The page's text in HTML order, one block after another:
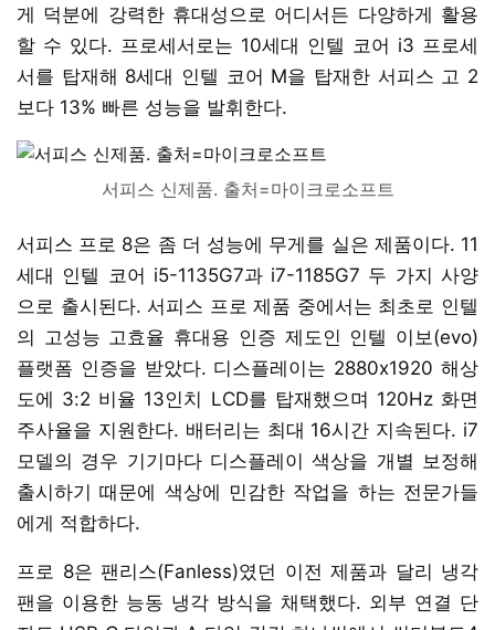
게 덕분에 강력한 휴대성으로 어디서든 다양하게 활용
할 수 있다. 프로세서로는 10세대 인텔 코어 i3 프로세
서를 탑재해 8세대 인텔 코어 M을 탑재한 서피스 고 2
보다 13% 빠른 성능을 발휘한다.
서피스 신제품. 출처=마이크로소프트
서피스 프로 8은 좀 더 성능에 무게를 실은 제품이다. 11
세대 인텔 코어 i5-1135G7과 i7-1185G7 두 가지 사양
으로 출시된다. 서피스 프로 제품 중에서는 최초로 인텔
의 고성능 고효율 휴대용 인증 제도인 인텔 이보(evo)
플랫폼 인증을 받았다. 디스플레이는 2880x1920 해상
도에 3:2 비율 13인치 LCD를 탑재했으며 120Hz 화면
주사율을 지원한다. 배터리는 최대 16시간 지속된다. i7
모델의 경우 기기마다 디스플레이 색상을 개별 보정해
출시하기 때문에 색상에 민감한 작업을 하는 전문가들
에게 적합하다.
프로 8은 팬리스(Fanless)였던 이전 제품과 달리 냉각
팬을 이용한 능동 냉각 방식을 채택했다. 외부 연결 단